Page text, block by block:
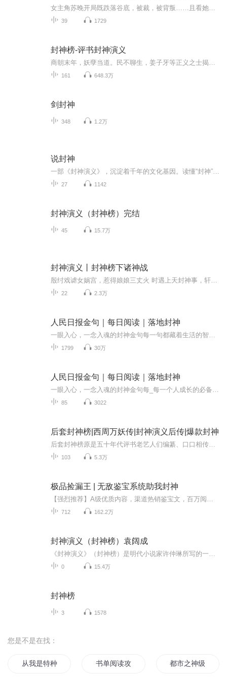
39 1729
封神榜-评书封神演义
161 648.3万
剑封神
348 1.2万
说封神
27 1142
封神演义（封神榜）完结
45 15.7万
封神演义丨封神榜下诸神战
22 2.3万
人民日报金句｜每日阅读｜落地封神
1799 30万
人民日报金句｜每日阅读｜落地封神
85 3022
后套封神榜|西周万妖传|封神演义后传|爆款封神
103 5.3万
极品捡漏王 | 无敌鉴宝系统助我封神
712 162.2万
封神演义（封神榜）袁阔成
0 15.4万
封神榜
3 1578
您是不是在找：
从我是特种兵开始阅读变强书单阅读攻略 都市之神级阅读